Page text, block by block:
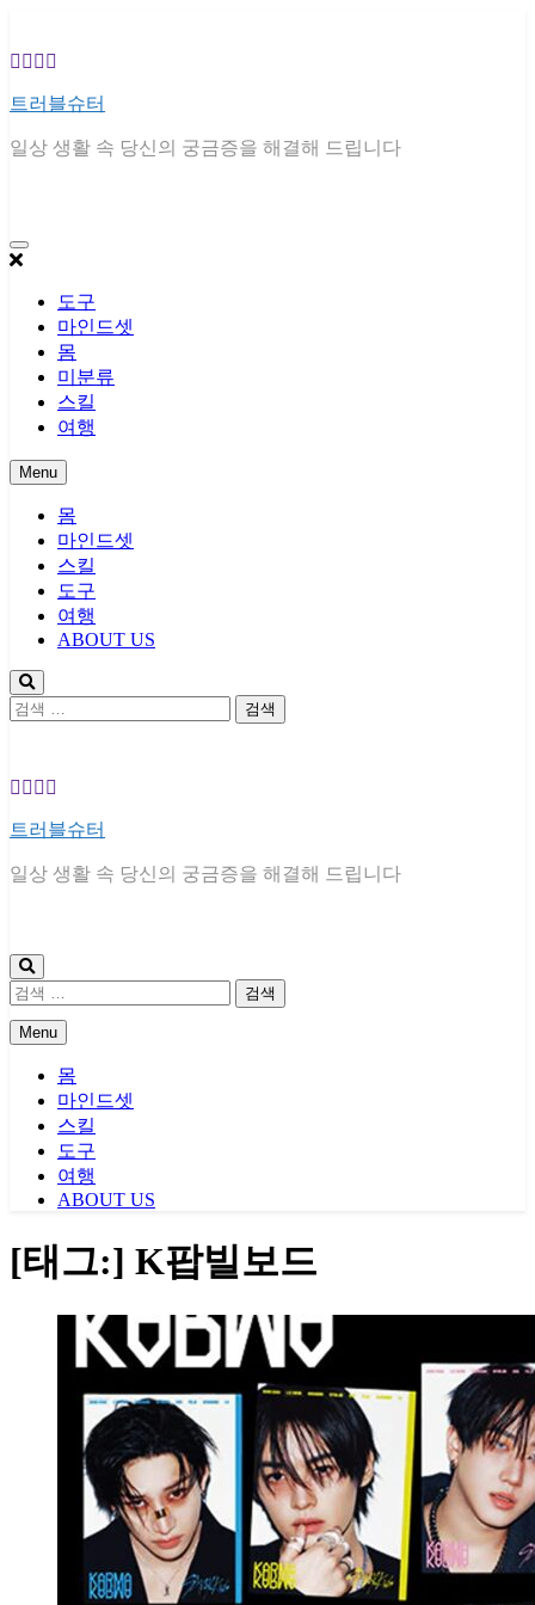
content
트러블슈터
일상 생활 속 당신의 궁금증을 해결해 드립니다
도구
마인드셋
몸
미분류
스킬
여행
Menu
몸
마인드셋
스킬
도구
여행
ABOUT US
검
트러블슈터
일상 생활 속 당신의 궁금증을 해결해 드립니다
검
Menu
몸
마인드셋
스킬
도구
여행
ABOUT US
[태그:] K팝빌보드